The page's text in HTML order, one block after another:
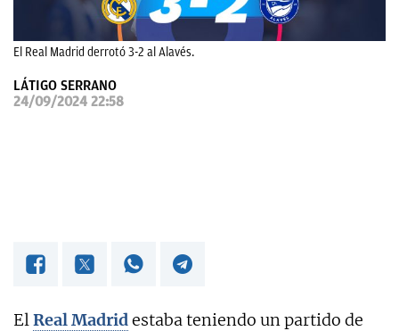
El Real Madrid derrotó 3-2 al Alavés.
LÁTIGO SERRANO
24/09/2024 22:58
ElReal Madridestaba teniendo un partido de